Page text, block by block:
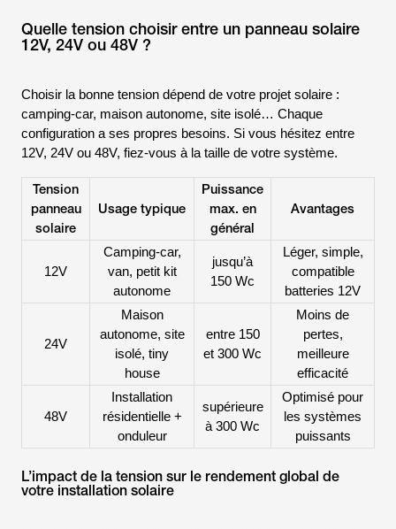
Quelle tension choisir entre un panneau solaire
12V, 24V ou 48V ?
Choisir la bonne tension dépend de votre projet solaire :
camping-car, maison autonome, site isolé… Chaque
configuration a ses propres besoins. Si vous hésitez entre
12V, 24V ou 48V, fiez-vous à la taille de votre système.
Tension
panneau
solaire
Usage typique
Puissance
max. en
général
Avantages
12V
Camping-car,
van, petit kit
autonome
jusqu’à
150 Wc
Léger, simple,
compatible
batteries 12V
24V
Maison
autonome, site
isolé, tiny
house
entre 150
et 300 Wc
Moins de
pertes,
meilleure
efficacité
48V
Installation
résidentielle +
onduleur
supérieure
à 300 Wc
Optimisé pour
les systèmes
puissants
L’impact de la tension sur le rendement global de
votre installation solaire